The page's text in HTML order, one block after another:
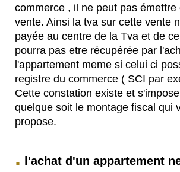
commerce , il ne peut pas émettre
vente. Ainsi la tva sur cette vente
payée au centre de la Tva et de
pourra pas etre récupérée par
l'appartement meme si celui ci
registre du commerce ( SCI par
Cette constation existe et
quelque soit le montage fiscal qui
propose.
.
l'achat d'un appartement